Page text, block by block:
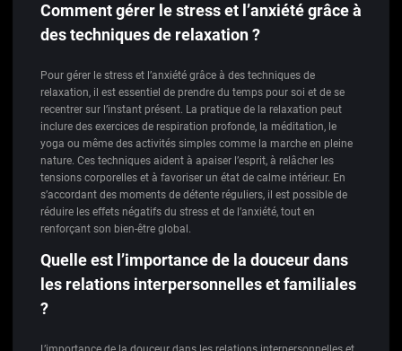
Comment gérer le stress et l’anxiété grâce à
des techniques de relaxation ?
Pour gérer le stress et l’anxiété grâce à des techniques de
relaxation, il est essentiel de prendre du temps pour soi et de se
recentrer sur l’instant présent. La pratique de la relaxation peut
inclure des exercices de respiration profonde, la méditation, le
yoga ou même des activités simples comme la marche en pleine
nature. Ces techniques aident à apaiser l’esprit, à relâcher les
tensions corporelles et à favoriser un état de calme intérieur. En
s’accordant des moments de détente réguliers, il est possible de
réduire les effets négatifs du stress et de l’anxiété, tout en
renforçant son bien-être global.
Quelle est l’importance de la douceur dans
les relations interpersonnelles et familiales
?